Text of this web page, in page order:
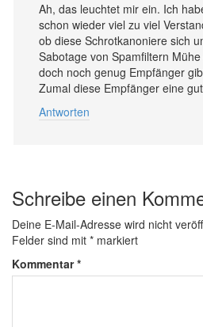
Ah, das leuchtet mir ein. Ich
schon wieder viel zu viel
ob diese Schrotkanoniere sich
Sabotage von Spamfiltern
doch noch genug Empfänger
Zumal diese Empfänger eine
Antworten
Schreibe einen
Deine E-Mail-Adresse wird nicht
Felder sind mit * markiert
Kommentar*